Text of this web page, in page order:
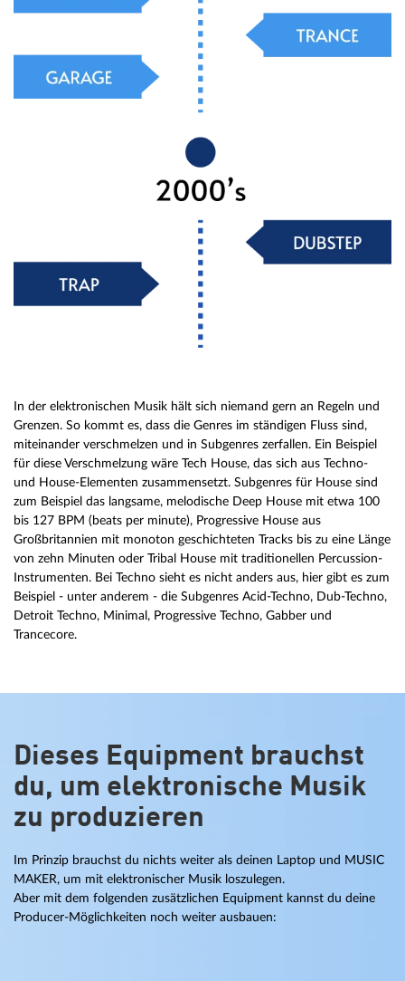
In der elektronischen Musik hält sich niemand gern an Regeln und
Grenzen. So kommt es, dass die Genres im ständigen Fluss sind,
miteinander verschmelzen und in Subgenres zerfallen. Ein Beispiel
für diese Verschmelzung wäre Tech House, das sich aus Techno-
und House-Elementen zusammensetzt. Subgenres für House sind
zum Beispiel das langsame, melodische Deep House mit etwa 100
bis 127 BPM (beats per minute), Progressive House aus
Großbritannien mit monoton geschichteten Tracks bis zu eine Länge
von zehn Minuten oder Tribal House mit traditionellen Percussion-
Instrumenten. Bei Techno sieht es nicht anders aus, hier gibt es zum
Beispiel - unter anderem - die Subgenres Acid-Techno, Dub-Techno,
Detroit Techno, Minimal, Progressive Techno, Gabber und
Trancecore.
Dieses Equipment brauchst
du, um elektronische Musik
zu produzieren
Im Prinzip brauchst du nichts weiter als deinen Laptop und MUSIC
MAKER, um mit elektronischer Musik loszulegen.
Aber mit dem folgenden zusätzlichen Equipment kannst du deine
Producer-Möglichkeiten noch weiter ausbauen: